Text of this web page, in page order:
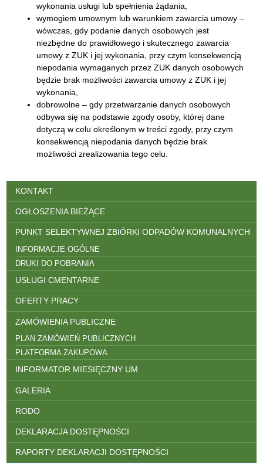
wykonania usługi lub spełnienia żądania,
wymogiem umownym lub warunkiem zawarcia umowy –
wówczas, gdy podanie danych osobowych jest
niezbędne do prawidłowego i skutecznego zawarcia
umowy z ZUK i jej wykonania, przy czym konsekwencją
niepodania wymaganych przez ZUK danych osobowych
będzie brak możliwości zawarcia umowy z ZUK i jej
wykonania,
dobrowolne – gdy przetwarzanie danych osobowych
odbywa się na podstawie zgody osoby, której dane
dotyczą w celu określonym w treści zgody, przy czym
konsekwencją niepodania danych będzie brak
możliwości zrealizowania tego celu.
Menu
KONTAKT
OGŁOSZENIA BIEŻĄCE
PUNKT SELEKTYWNEJ ZBIÓRKI ODPADÓW KOMUNALNYCH
INFORMACJE OGÓLNE
DRUKI DO POBRANIA
USŁUGI CMENTARNE
OFERTY PRACY
ZAMÓWIENIA PUBLICZNE
PLAN ZAMÓWIEŃ PUBLICZNYCH
PLATFORMA ZAKUPOWA
INFORMATOR MIESIĘCZNY UM
GALERIA
RODO
DEKLARACJA DOSTĘPNOŚCI
RAPORTY DEKLARACJI DOSTĘPNOŚCI